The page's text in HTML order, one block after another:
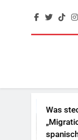
steckt hinter der
des
Staates in